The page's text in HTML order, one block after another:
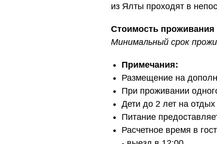
из Ялты проходят в
Стоимость проживания
Минимальный срок
Примечания:
Размещение на
При проживании
Дети до 2 лет на
Питание
Расчетное время в